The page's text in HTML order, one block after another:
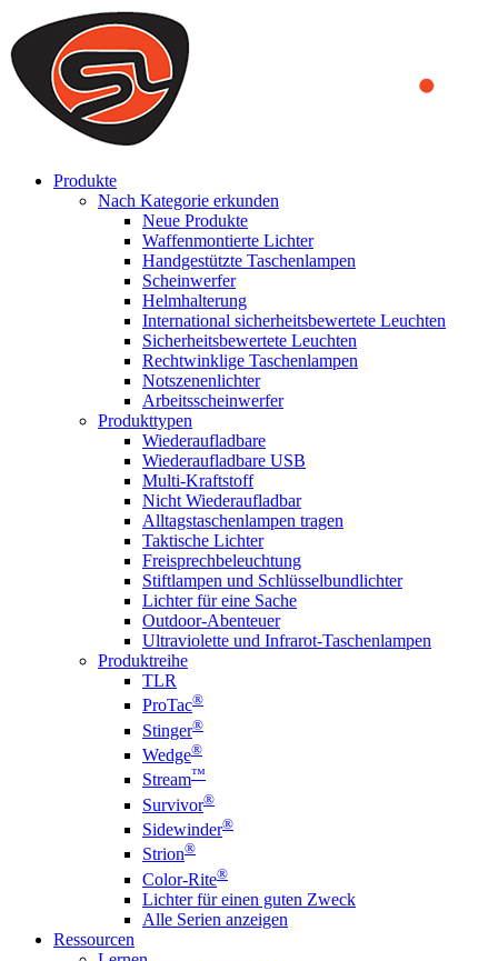
We use cookies to ensure that we provide you the best experience
on our website. By continuing to browse this website, you accept
that cookies are used to help us analyze how the website is used and
to offer you a better experience. To learn more or to find out how
you can disable cookies, you can access our
Produkte
Nach Kategorie erkunden
Neue Produkte
Waffenmontierte Lichter
Handgestützte Taschenlampen
Scheinwerfer
Helmhalterung
International sicherheitsbewertete Leuchten
Sicherheitsbewertete Leuchten
Rechtwinklige Taschenlampen
Notszenenlichter
Arbeitsscheinwerfer
Produkttypen
Wiederaufladbare
Wiederaufladbare USB
Multi-Kraftstoff
Nicht Wiederaufladbar
Alltagstaschenlampen tragen
Taktische Lichter
Freisprechbeleuchtung
Stiftlampen und Schlüsselbundlichter
Lichter für eine Sache
Outdoor-Abenteuer
Ultraviolette und Infrarot-Taschenlampen
Produktreihe
TLR
ProTac®
Stinger®
Wedge®
Stream™
Survivor®
Sidewinder®
Strion®
Color-Rite®
Lichter für einen guten Zweck
Alle Serien anzeigen
Ressourcen